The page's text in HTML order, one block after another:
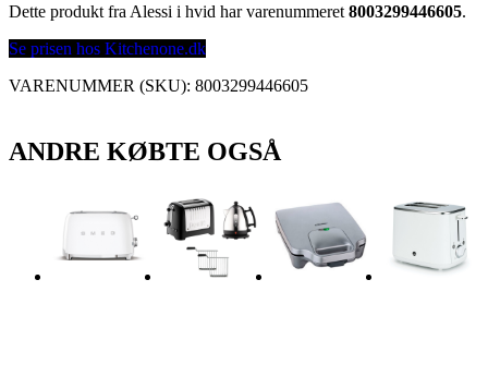
Dette produkt fra Alessi i hvid har varenummeret 8003299446605.
Se prisen hos Kitchenone.dk
VARENUMMER (SKU): 8003299446605
ANDRE KØBTE OGSÅ